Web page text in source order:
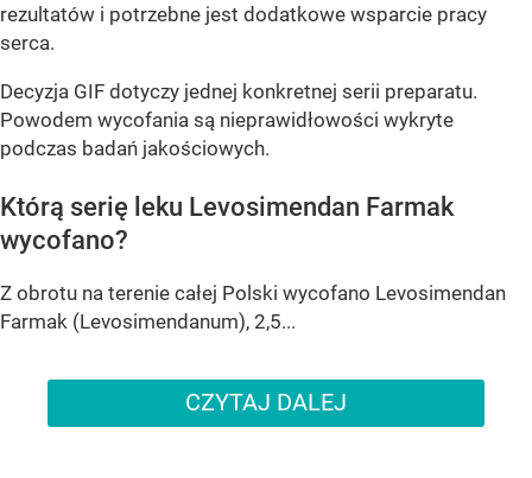
rezultatów i potrzebne jest dodatkowe wsparcie pracy
serca.
Decyzja GIF dotyczy jednej konkretnej serii preparatu.
Powodem wycofania są nieprawidłowości wykryte
podczas badań jakościowych.
Którą serię leku Levosimendan Farmak
wycofano?
Z obrotu na terenie całej Polski wycofano Levosimendan
Farmak (Levosimendanum), 2,5...
CZYTAJ DALEJ